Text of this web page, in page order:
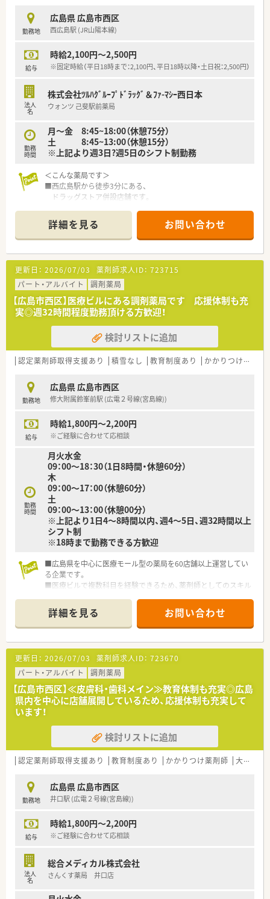
19時までに
は帰宅できる店舗がほとんどです。
※繁忙期等は科目によって残業が発生してしまう可能性はご
＜こんな方にもオススメ＞
■色々な店舗で経験を積みたい方
等々…
勤務地
広島県 広島市西区
西広島駅 (JR山陽本線)
給与
時給2,100円～2,500円
※固定時給（平日18時まで：2,100円、平日18時以降・土日祝：2,500円）
法人
名
株式会社ﾂﾙﾊｸﾞﾙｰﾌﾟﾄﾞﾗｯｸﾞ＆ﾌｧ-ﾏｼｰ西日本
ウォンツ 己斐駅前薬局
勤務
時間
月～金 8:45~18:00（休憩75分）
土 8:45~13:00（休憩15分）
※上記より週3日?週5日のシフト制勤務
＜こんな薬局です＞
■西広島駅から徒歩3分にある、
ドラッグストア併設店舗です。
■白と青を基調とした薬局となっています。
■薬局内にソファーもございますが、
調剤を待っている間に買い物を済まされる
患者様もいらっしゃいます。
■漢方製剤も取り扱いがある店舗です。
※配属店舗は面接次第の決定となります。
＜設備も充実＞
■監査システムなどの調剤設備も導入しており、
リスクマネジメントも徹底しています。
機械化を進める事により、効率よいお仕事が可能となります。
分包機（円盤）もございます。
＜業務内容＞
などの処方や、その他広域からの処方に対応してます。
＜研修制度＞
e-ラーニングの補助制度もあり資格取得に関しても
会社からのバックアップがございます。
＜法人特徴＞
■ツルハグループとして中国地方で業界最大規模の
ドラッグストア・調剤薬局を運営する企業です。
ドラッグストアとして売上・利益・店舗数共に業界トップクラ
スです。
■年間で10店舗以上の新規出店を継続しており、
新卒採用に関しても中国地方で最も入社人数が多い法人で
す。
薬剤師の平均年齢は33歳です。
調剤業務（調剤・投薬・監査・在宅）がメインとなり、
レジ打ちなどはございません。
OTCについての知識も深まるためこれから必要な「マルチの
力」が身につきます。
■セルフメディケーションの支援として、医療・保険・福祉・マタ
ニティ等、
様々なテーマで健康セミナーを年間130回以上開催していま
す。
■医療事務との業務分担を行い、薬剤師の業務負担軽減を行って
います。
■近隣に店舗数が多く、フォロー体制も整っています。
■働き方改革に沿って、有給休暇消化が促進されています。
■残業については「サービス残業」はございません。
各店舗基本的に残業は少ないため、調剤併設店でも18時半～
19時までに
は帰宅できる店舗がほとんどです。
※繁忙期等は科目によって残業が発生してしまう可能性はご
ざいます。
■ドラッグストア業界に興味がある方
■若い世代も活躍している法人で働きたい方
等々…
少しでも気になった方はお問い合わせくださいませ
詳細を見る お問い合わせ
更新日： 2026/07/03 薬剤師求人ID： 723715
パート・アルバイト
調剤薬局
【広島市西区】医療ビルにある調剤薬局です 応援体制も充
実◎週32時間程度勤務頂ける方歓迎！
検討リストに追加
認定薬剤師取得支援あり 積雪なし 教育制度あり かかりつけ薬剤師
勤務地
広島県 広島市西区
修大附属鈴峯前駅 (広電２号線(宮島線))
給与
時給1,800円～2,200円
※ご経験に合わせて応相談
勤務
時間
月火水金
09：00～18：30（1日8時間・休憩60分）
木
09：00～17：00（休憩60分）
土
09：00～13：00（休憩00分）
※上記より1日4～8時間以内、週4～5日、週32時間以上
シフト制
※18時まで勤務できる方歓迎
■広島県を中心に医療モール型の薬局を60店舗以上運営してい
る企業です。
■医療ビルで複数科目を経験できるため、薬剤師としてのスキル
■在宅医療に関しても積極的に取り組みをしている法人です。
法人全体で年間1万件以上の実績がございます。
■年間休日は112日となります。有給消化率に関しても年間平均
8～9日取得できている現状がございますので仕事とプライベー
トにメリハリをつけて勤務可能です。
■全店舗の残業月平均は10時間程度となります。店舗によって
は繁忙期・閑散期により残業時間は異なるケースがございますが
シフト体制を活用し、個々人の残業軽減にも力を入れている法人
となります。
■福利厚生も充実しており、産休・育休制度、時短制度も取り入
れている法人です。
■職場環境整備、設備充実にも力を入れています。散薬調剤ロボ
ット「DimeRoⅡ」や、監査支援システム「PROOFIT」の導入も推
し進めております。
■レセコンはＥＭシステムズ（Recepty NEXT）、薬歴はハイブリ
詳細を見る お問い合わせ
更新日： 2026/07/03 薬剤師求人ID： 723670
パート・アルバイト
調剤薬局
【広島市西区】≪皮膚科・歯科メイン≫教育体制も充実◎広島
県内を中心に店舗展開しているため、応援体制も充実して
います！
検討リストに追加
認定薬剤師取得支援あり 教育制度あり かかりつけ薬剤師 大手チェーン以外
勤務地
広島県 広島市西区
井口駅 (広電２号線(宮島線))
給与
時給1,800円～2,200円
※ご経験に合わせて応相談
法人
名
総合メディカル株式会社
さんくす薬局 井口店